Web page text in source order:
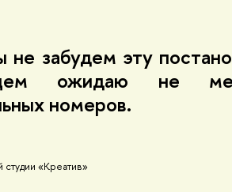
забудем эту
ожидаю не
номеров.
студии «Креатив»